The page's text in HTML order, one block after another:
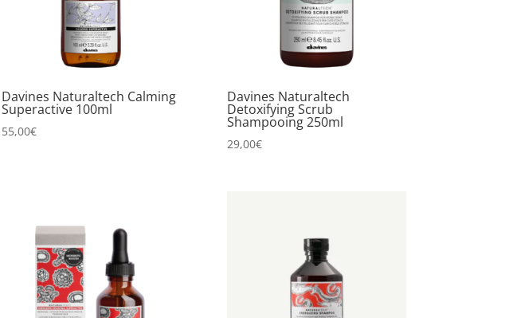
Davines Naturaltech Calming
Superactive 100ml
55,00€
Davines Naturaltech
Detoxifying Scrub
Shampooing 250ml
29,00€